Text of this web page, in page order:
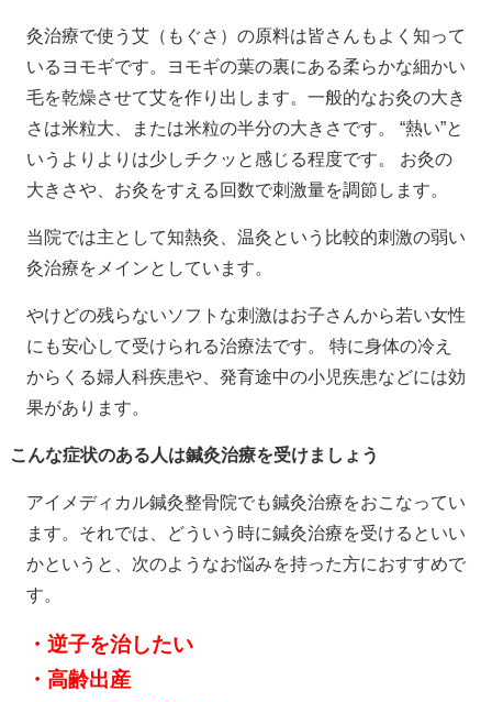
灸治療で使う艾（もぐさ）の原料は皆さんもよく知って
いるヨモギです。ヨモギの葉の裏にある柔らかな細かい
毛を乾燥させて艾を作り出します。一般的なお灸の大き
さは米粒大、または米粒の半分の大きさです。 “熱い”と
いうよりよりは少しチクッと感じる程度です。 お灸の
大きさや、お灸をすえる回数で刺激量を調節します。
当院では主として知熱灸、温灸という比較的刺激の弱い
灸治療をメインとしています。
やけどの残らないソフトな刺激はお子さんから若い女性
にも安心して受けられる治療法です。 特に身体の冷え
からくる婦人科疾患や、発育途中の小児疾患などには効
果があります。
こんな症状のある人は鍼灸治療を受けましょう
アイメディカル鍼灸整骨院でも鍼灸治療をおこなってい
ます。それでは、どういう時に鍼灸治療を受けるといい
かというと、次のようなお悩みを持った方におすすめで
す。
・逆子を治したい
・高齢出産